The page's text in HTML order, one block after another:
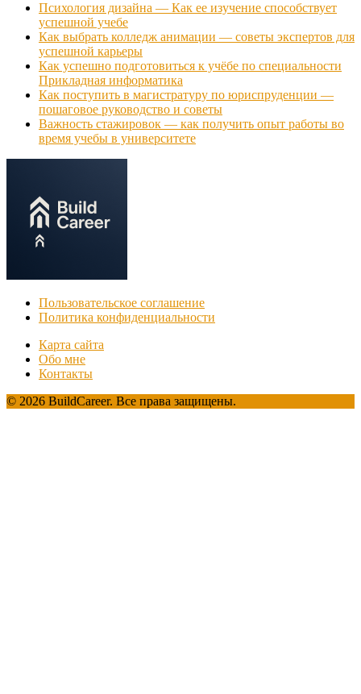
Психология дизайна — Как ее изучение способствует
успешной учебе
Как выбрать колледж анимации — советы экспертов для
успешной карьеры
Как успешно подготовиться к учёбе по специальности
Прикладная информатика
Как поступить в магистратуру по юриспруденции —
пошаговое руководство и советы
Важность стажировок — как получить опыт работы во
время учебы в университете
Пользовательское соглашение
Политика конфиденциальности
Карта сайта
Обо мне
Контакты
© 2026 BuildCareer. Все права защищены.